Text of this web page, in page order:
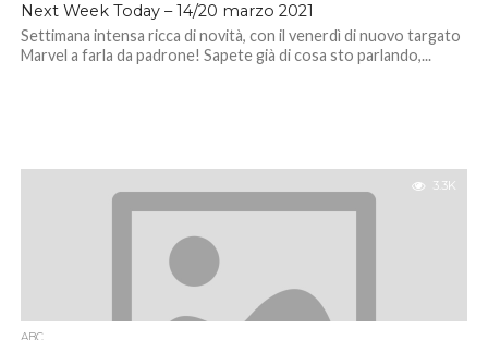
Next Week Today – 14/20 marzo 2021
Settimana intensa ricca di novità, con il venerdì di nuovo targato
Marvel a farla da padrone! Sapete già di cosa sto parlando,...
3.3K